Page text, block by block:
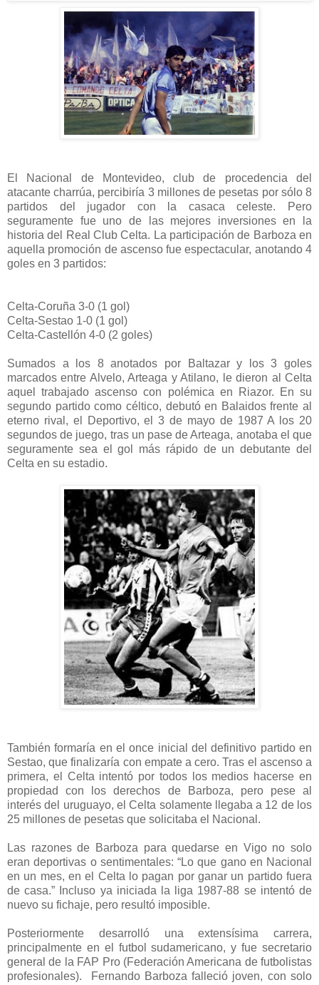
El Nacional de Montevideo, club de procedencia del
atacante charrúa, percibiría 3 millones de pesetas por sólo 8
partidos del jugador con la casaca celeste. Pero
seguramente fue uno de las mejores inversiones en la
historia del Real Club Celta. La participación de Barboza en
aquella promoción de ascenso fue espectacular, anotando 4
goles en 3 partidos:
Celta-Coruña 3-0 (1 gol)
Celta-Sestao 1-0 (1 gol)
Celta-Castellón 4-0 (2 goles)
Sumados a los 8 anotados por Baltazar y los 3 goles
marcados entre Alvelo, Arteaga y Atilano, le dieron al Celta
aquel trabajado ascenso con polémica en Riazor. En su
segundo partido como céltico, debutó en Balaidos frente al
eterno rival, el Deportivo, el 3 de mayo de 1987 A los 20
segundos de juego, tras un pase de Arteaga, anotaba el que
seguramente sea el gol más rápido de un debutante del
Celta en su estadio.
También formaría en el once inicial del definitivo partido en
Sestao, que finalizaría con empate a cero. Tras el ascenso a
primera, el Celta intentó por todos los medios hacerse en
propiedad con los derechos de Barboza, pero pese al
interés del uruguayo, el Celta solamente llegaba a 12 de los
25 millones de pesetas que solicitaba el Nacional.
Las razones de Barboza para quedarse en Vigo no solo
eran deportivas o sentimentales: “Lo que gano en Nacional
en un mes, en el Celta lo pagan por ganar un partido fuera
de casa.” Incluso ya iniciada la liga 1987-88 se intentó de
nuevo su fichaje, pero resultó imposible.
Posteriormente desarrolló una extensísima carrera,
principalmente en el futbol sudamericano, y fue secretario
general de la FAP Pro (Federación Americana de futbolistas
profesionales). Fernando Barboza falleció joven, con solo